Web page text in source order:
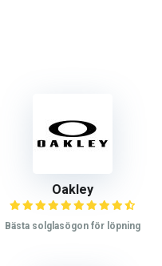
Oakley
Bästa solglasögon för löpning